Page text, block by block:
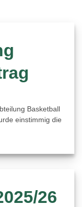
Basketball
einstimmig die
26